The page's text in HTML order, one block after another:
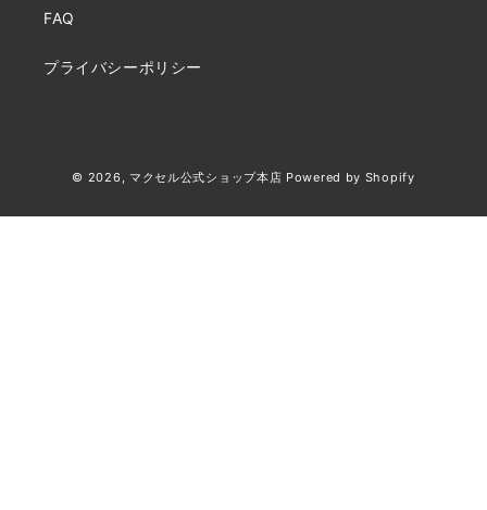
FAQ
プライバシーポリシー
© 2026, マクセル公式ショップ本店 Powered by Shopify